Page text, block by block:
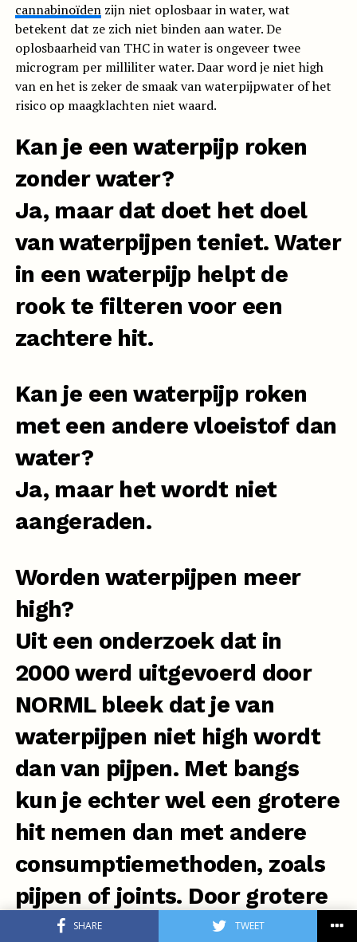
SHARE TWEET
cannabinoïdenzijn niet oplosbaar in water, wat
betekent dat ze zich niet binden aan water. De
oplosbaarheid van THC in water is ongeveer twee
microgram per milliliter water. Daar word je niet high
van en het is zeker de smaak van waterpijpwater of het
risico op maagklachten niet waard.
Kan je een waterpijp roken
zonder water?
Ja, maar dat doet het doel
van waterpijpen teniet. Water
in een waterpijp helpt de
rook te filteren voor een
zachtere hit.
Kan je een waterpijp roken
met een andere vloeistof dan
water?
Ja, maar het wordt niet
aangeraden.
Worden waterpijpen meer
high?
Uit een onderzoek dat in
2000 werd uitgevoerd door
NORML bleek dat je van
waterpijpen niet high wordt
dan van pijpen. Met bangs
kun je echter wel een grotere
hit nemen dan met andere
consumptiemethoden, zoals
pijpen of joints. Door grotere
hoeveelheden te nemen, kun